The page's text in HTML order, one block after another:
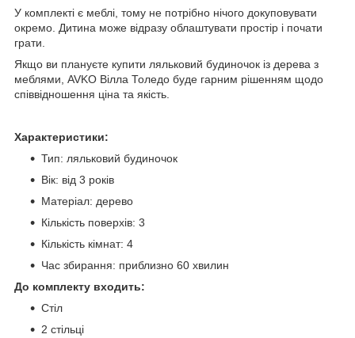
У комплекті є меблі, тому не потрібно нічого докуповувати
окремо. Дитина може відразу облаштувати простір і почати
грати.
Якщо ви плануєте купити ляльковий будиночок із дерева з
меблями, AVKO Вілла Толедо буде гарним рішенням щодо
співвідношення ціна та якість.
Характеристики:
Тип: ляльковий будиночок
Вік: від 3 років
Матеріал: дерево
Кількість поверхів: 3
Кількість кімнат: 4
Час збирання: приблизно 60 хвилин
До комплекту входить:
Стіл
2 стільці